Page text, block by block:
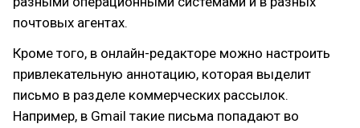
почтовых агентах.
Кроме того, в онлайн-редакторе можно настроить
привлекательную аннотацию, которая выделит
письмо в разделе коммерческих рассылок.
Например, в Gmail такие письма попадают во